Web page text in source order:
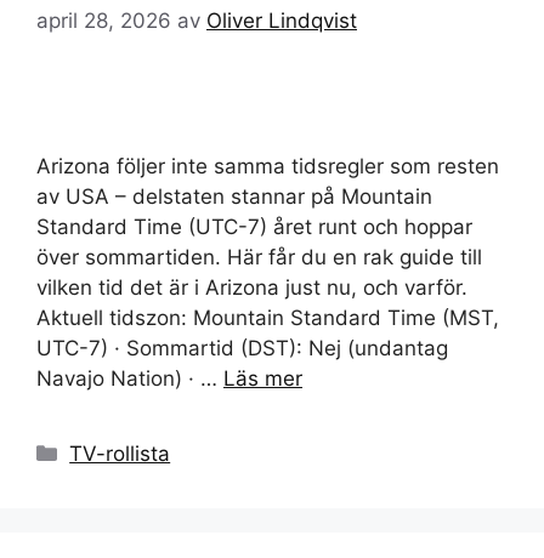
april 28, 2026 av Oliver Lindqvist
Arizona följer inte samma tidsregler som resten
av USA – delstaten stannar på Mountain
Standard Time (UTC-7) året runt och hoppar
över sommartiden. Här får du en rak guide till
vilken tid det är i Arizona just nu, och varför.
Aktuell tidszon: Mountain Standard Time (MST,
UTC-7) · Sommartid (DST): Nej (undantag
Navajo Nation) · … Läs mer
Kategorier
TV-rollista